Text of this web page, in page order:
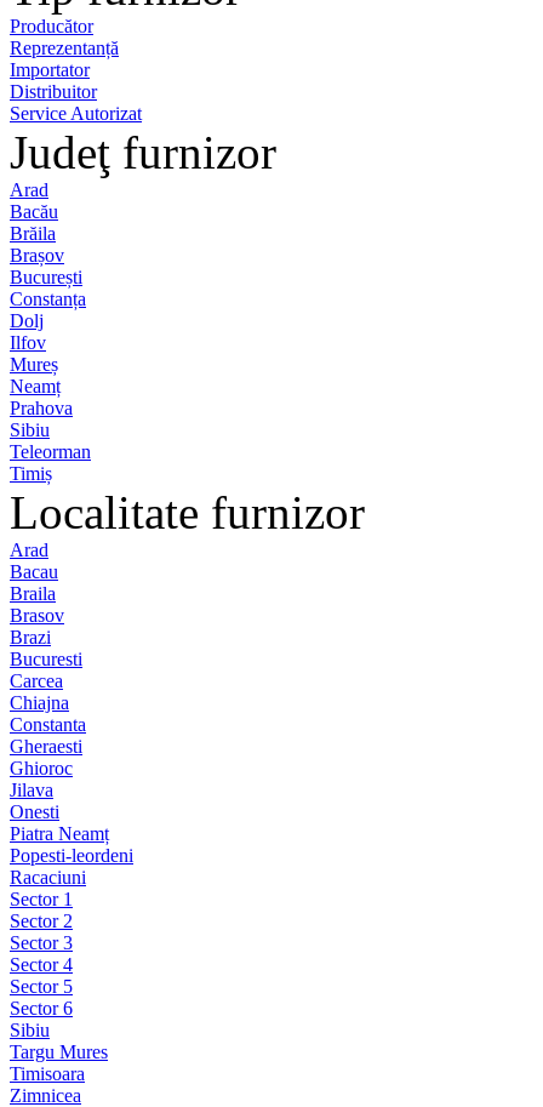
Producător
Reprezentanță
Importator
Distribuitor
Service Autorizat
Judeţ furnizor
Arad
Bacău
Brăila
Brașov
București
Constanța
Dolj
Ilfov
Mureș
Neamț
Prahova
Sibiu
Teleorman
Timiș
Localitate furnizor
Arad
Bacau
Braila
Brasov
Brazi
Bucuresti
Carcea
Chiajna
Constanta
Gheraesti
Ghioroc
Jilava
Onesti
Piatra Neamț
Popesti-leordeni
Racaciuni
Sector 1
Sector 2
Sector 3
Sector 4
Sector 5
Sector 6
Sibiu
Targu Mures
Timisoara
Zimnicea